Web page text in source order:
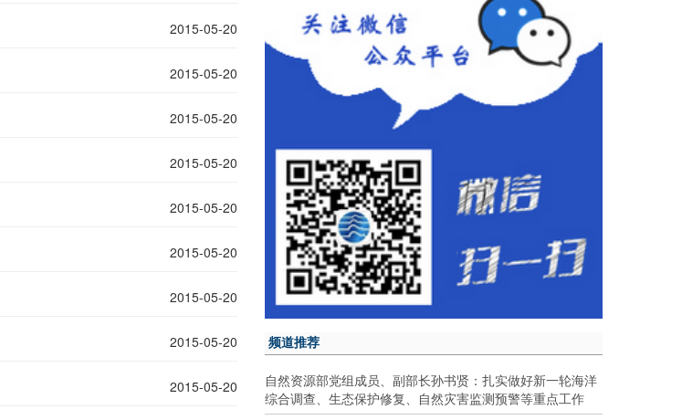
2015-05-20
2015-05-20
2015-05-20
2015-05-20
2015-05-20
2015-05-20
2015-05-20
2015-05-20
2015-05-20
频道推荐
自然资源部党组成员、副部长孙书贤：扎实做好新一轮海洋
综合调查、生态保护修复、自然灾害监测预警等重点工作